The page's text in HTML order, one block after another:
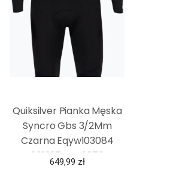
Quiksilver Pianka Męska
Syncro Gbs 3/2Mm
Czarna Eqyw103084
3613374446670
649,99 zł